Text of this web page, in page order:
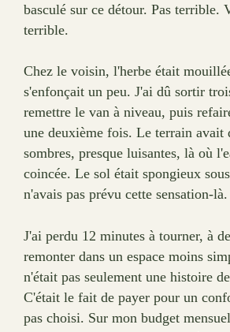
basculé sur ce détour. Pas terrible.
terrible.
Chez le voisin, l'herbe était
s'enfonçait un peu. J'ai dû sortir
remettre le van à niveau, puis
une deuxième fois. Le terrain avait
sombres, presque luisantes, là où
coincée. Le sol était spongieux
n'avais pas prévu cette sensation-là.
J'ai perdu 12 minutes à tourner, à
remonter dans un espace moins
n'était pas seulement une histoire
C'était le fait de payer pour un
pas choisi. Sur mon budget